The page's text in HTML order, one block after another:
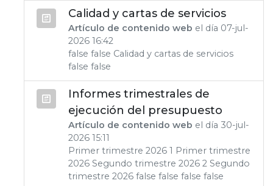
Calidad y cartas de servicios
Artículo de contenido web el día 07-jul-
2026 16:42
false false Calidad y cartas de servicios
false false
Informes trimestrales de
ejecución del presupuesto
Artículo de contenido web el día 30-jul-
2026 15:11
Primer trimestre 2026 1 Primer trimestre
2026 Segundo trimestre 2026 2 Segundo
trimestre 2026 false false false false